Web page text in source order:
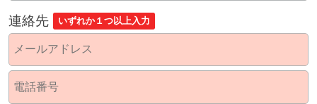
連絡先 いずれか１つ以上入力